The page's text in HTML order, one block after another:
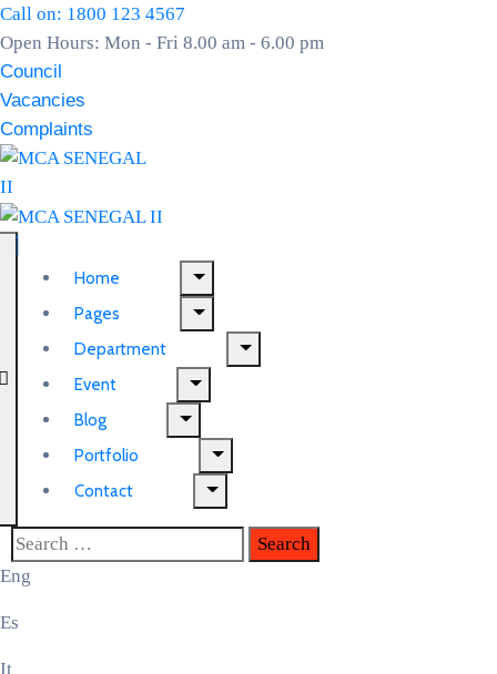
Call on: 1800 123 4567
Open Hours: Mon - Fri 8.00 am - 6.00 pm
Council
Vacancies
Complaints
Home
Pages
Department
Event
Blog
Portfolio
Contact
Eng
Es
It